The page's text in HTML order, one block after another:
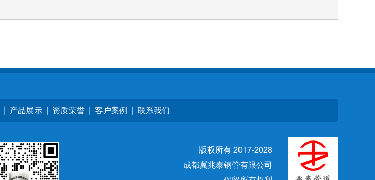
| 产品展示 | 资质荣誉 | 客户案例 | 联系我们
版权所有 2017-2028
成都冀兆泰钢管有限公司